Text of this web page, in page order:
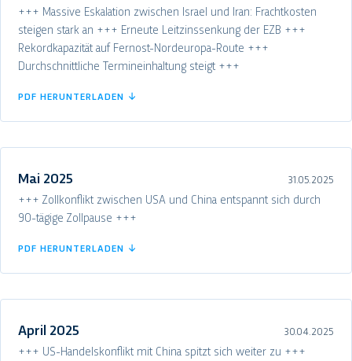
+++ Massive Eskalation zwischen Israel und Iran: Frachtkosten
steigen stark an +++ Erneute Leitzinssenkung der EZB +++
Rekordkapazität auf Fernost-Nordeuropa-Route +++
Durchschnittliche Termineinhaltung steigt +++
PDF HERUNTERLADEN ↓
Mai 2025 31.05.2025
+++ Zollkonflikt zwischen USA und China entspannt sich durch
90-tägige Zollpause +++
PDF HERUNTERLADEN ↓
April 2025 30.04.2025
+++ US-Handelskonflikt mit China spitzt sich weiter zu +++